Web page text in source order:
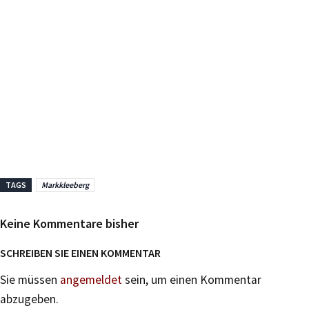
TAGS Markkleeberg
Keine Kommentare bisher
SCHREIBEN SIE EINEN KOMMENTAR
Sie müssen angemeldetsein, um einen Kommentar
abzugeben.